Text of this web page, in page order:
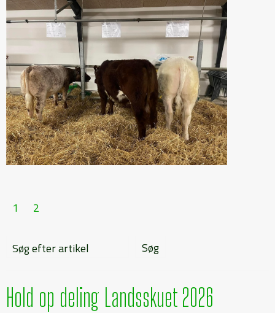
1 2
Søg efter artikel
Hold op deling Landsskuet 2026